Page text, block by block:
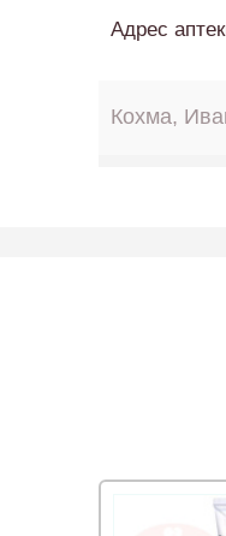
Адрес
Кохма,